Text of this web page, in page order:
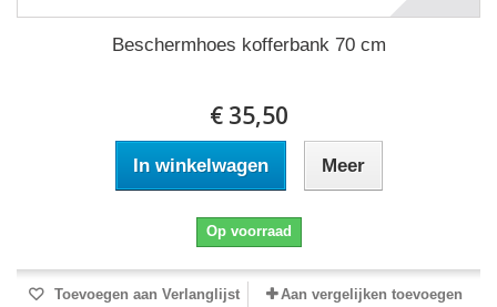
Beschermhoes kofferbank 70 cm
€ 35,50
In winkelwagen Meer
Op voorraad
Toevoegen aan Verlanglijst Aan vergelijken toevoegen